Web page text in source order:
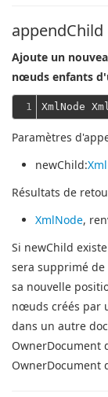
appendChild
Ajoute un
nœuds enfants
1
Paramètres
newChild:
Résultats de
XmlNode,
Si newChild
sera supprimé de
sa nouvelle
nœuds créés par
dans un autre
OwnerDocument